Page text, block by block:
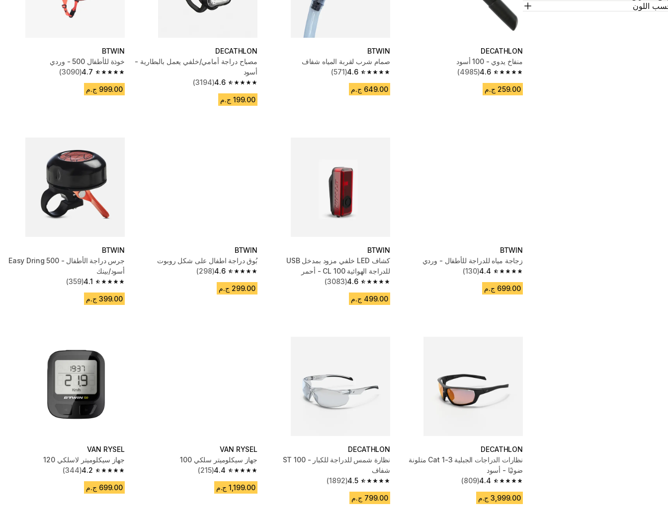
اللون
DECATHLON
منفاخ يدوي - 100 أسود
4.6
4.6 out of 5 stars from 4985 reviews
(4985)
259.00 ج.م
BTWIN
صمام شرب لقربة المياه شفاف
4.6
4.6 out of 5 stars from 571 reviews
(571)
649.00 ج.م
DECATHLON
مصباح دراجة أمامي/خلفي يعمل بالبطارية -
أسود
4.6
4.6 out of 5 stars from 3194 reviews
(3194)
199.00 ج.م
BTWIN
خوذة للأطفال 500 - وردي
4.7
4.7 out of 5 stars from 3090 reviews
(3090)
999.00 ج.م
BTWIN
زجاجة مياه للدراجة للأطفال - وردي
4.4
4.4 out of 5 stars from 130 reviews
(130)
699.00 ج.م
BTWIN
كشاف LED خلفي مزود بمدخل USB
للدراجة الهوائية CL 100 - أحمر
4.6
4.6 out of 5 stars from 3083 reviews
(3083)
499.00 ج.م
BTWIN
بُوق دراجة اطفال على شكل روبوت
4.6
4.6 out of 5 stars from 298 reviews
(298)
299.00 ج.م
BTWIN
جرس دراجة الأطفال - Easy Dring 500
أسود/بينك
4.1
4.1 out of 5 stars from 359 reviews
(359)
399.00 ج.م
DECATHLON
نظارات الدراجات الجبلية Cat 1-3 متلونة
ضوئيًا - أسود
4.4
4.4 out of 5 stars from 809 reviews
(809)
3,999.00 ج.م
DECATHLON
نظارة شمس للدراجة للكبار - ST 100
شفاف
4.5
4.5 out of 5 stars from 1892 reviews
(1892)
799.00 ج.م
VAN RYSEL
جهاز سيكلوميتر سلكي 100
4.4
4.4 out of 5 stars from 215 reviews
(215)
1,199.00 ج.م
VAN RYSEL
جهاز سيكلوميتر لاسلكي 120
4.2
4.2 out of 5 stars from 344 reviews
(344)
699.00 ج.م